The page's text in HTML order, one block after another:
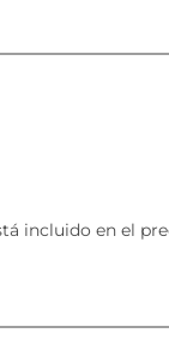
incluido en el